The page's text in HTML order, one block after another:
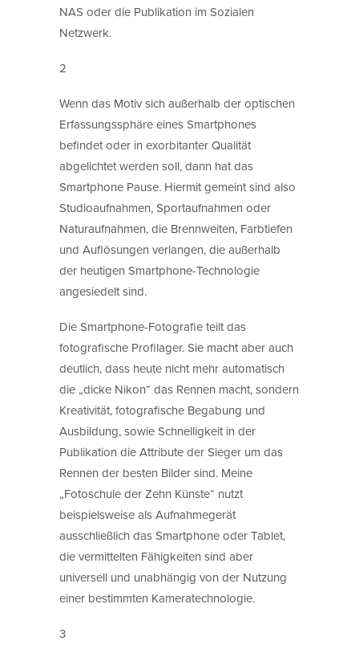
NAS oder die Publikation im Sozialen
Netzwerk.
2
Wenn das Motiv sich außerhalb der optischen
Erfassungssphäre eines Smartphones
befindet oder in exorbitanter Qualität
abgelichtet werden soll, dann hat das
Smartphone Pause. Hiermit gemeint sind also
Studioaufnahmen, Sportaufnahmen oder
Naturaufnahmen, die Brennweiten, Farbtiefen
und Auflösungen verlangen, die außerhalb
der heutigen Smartphone-Technologie
angesiedelt sind.
Die Smartphone-Fotografie teilt das
fotografische Profilager. Sie macht aber auch
deutlich, dass heute nicht mehr automatisch
die „dicke Nikon“ das Rennen macht, sondern
Kreativität, fotografische Begabung und
Ausbildung, sowie Schnelligkeit in der
Publikation die Attribute der Sieger um das
Rennen der besten Bilder sind. Meine
„Fotoschule der Zehn Künste“ nutzt
beispielsweise als Aufnahmegerät
ausschließlich das Smartphone oder Tablet,
die vermittelten Fähigkeiten sind aber
universell und unabhängig von der Nutzung
einer bestimmten Kameratechnologie.
3